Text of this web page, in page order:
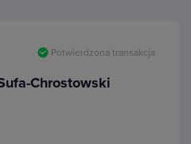
Potwierdzona transakcja
Chrostowski